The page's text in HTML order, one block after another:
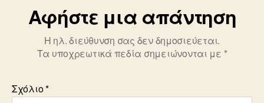
Αφήστε μια απάντηση
Η ηλ. διεύθυνση σας δεν δημοσιεύεται.
Τα υποχρεωτικά πεδία σημειώνονται με *
Σχόλιο*